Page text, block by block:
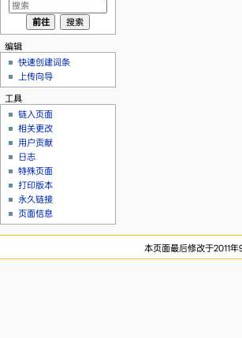
编辑
快速创建词条
上传向导
工具
链入页面
相关更改
用户贡献
日志
特殊页面
打印版本
永久链接
页面信息
本页面最后修改于2011